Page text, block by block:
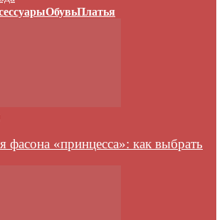
ОбувьПлатья
фасона «принцесса»: как выбрать